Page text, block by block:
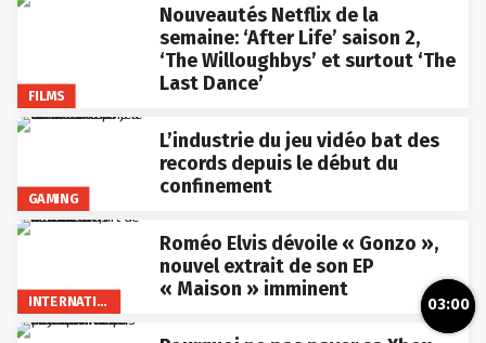
FILMS
Nouveautés Netflix de la
semaine: ‘After Life’ saison 2,
‘The Willoughbys’ et surtout ‘The
Last Dance’
GAMING
L’industrie du jeu vidéo bat des
records depuis le début du
confinement
Roméo Elvis dévoile « Gonzo »,
nouvel extrait de son EP
« Maison » imminent
03:00